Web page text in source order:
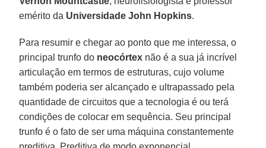
emérito da Universidade John Hopkins.
Para resumir e chegar ao ponto que me interessa, o
principal trunfo do neocórtex não é a sua já incrível
articulação em termos de estruturas, cujo volume
também poderia ser alcançado e ultrapassado pela
quantidade de circuitos que a tecnologia é ou terá
condições de colocar em sequência. Seu principal
trunfo é o fato de ser uma máquina constantemente